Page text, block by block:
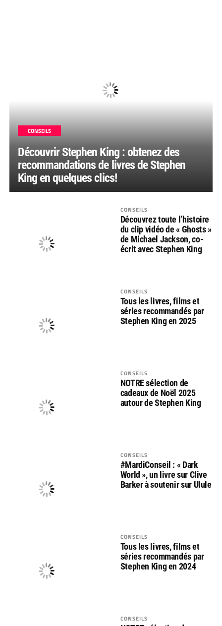
CONSEILS
Découvrir Stephen King : obtenez des
recommandations de livres de Stephen
King en quelques clics!
CONSEILS
Découvrez toute l’histoire
du clip vidéo de « Ghosts »
de Michael Jackson, co-
écrit avec Stephen King
CONSEILS
Tous les livres, films et
séries recommandés par
Stephen King en 2025
CONSEILS
NOTRE sélection de
cadeaux de Noël 2025
autour de Stephen King
CONSEILS
#MardiConseil : « Dark
World », un livre sur Clive
Barker à soutenir sur Ulule
CONSEILS
Tous les livres, films et
séries recommandés par
Stephen King en 2024
CONSEILS